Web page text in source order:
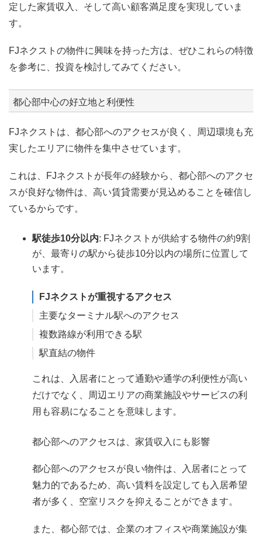
定した家賃収入、そして高い顧客満足度を実現していま
す。
FJネクストの物件に興味を持った方は、ぜひこれらの特徴
を参考に、投資を検討してみてください。
都心部中心の好立地と利便性
FJネクストは、都心部へのアクセスが良く、周辺環境も充
実したエリアに物件を集中させています。
これは、FJネクストが長年の経験から、都心部へのアクセ
スが良好な物件は、高い賃貸需要が見込めることを確信し
ているからです。
駅徒歩10分以内: FJネクストが供給する物件の約9割
が、最寄りの駅から徒歩10分以内の場所に位置して
います。
FJネクストが重視するアクセス
主要なターミナル駅へのアクセス
複数路線が利用できる駅
駅直結の物件
これは、入居者にとって通勤や通学の利便性が高い
だけでなく、周辺エリアの商業施設やサービスの利
用も容易になることを意味します。
都心部へのアクセスは、家賃収入にも影響
都心部へのアクセスが良い物件は、入居者にとって
魅力的であるため、高い賃料を設定しても入居希望
者が多く、空室リスクを抑えることができます。
また、都心部では、企業のオフィスや商業施設が集